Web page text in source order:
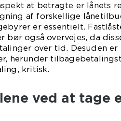
at betragte er lånets
af forskellige
er essentielt.
bør også overvejes, da
over tid. Desuden er
herunder
kritisk.
ved at tage